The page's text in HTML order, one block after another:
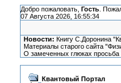
Добро пожаловать, Гость.
07 Августа 2026, 16:55:34
Новости: Книгу С.Доронина
Материалы старого сайта
О замеченных глюках просьба
Квантовый Портал